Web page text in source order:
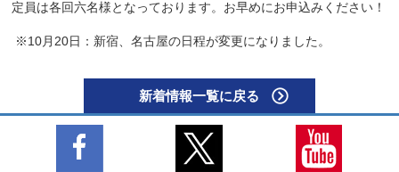
定員は各回六名様となっております。お早めにお申込みください！
※10月20日：新宿、名古屋の日程が変更になりました。
新着情報一覧に戻る